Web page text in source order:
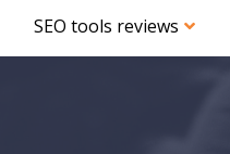
SEO tools reviews